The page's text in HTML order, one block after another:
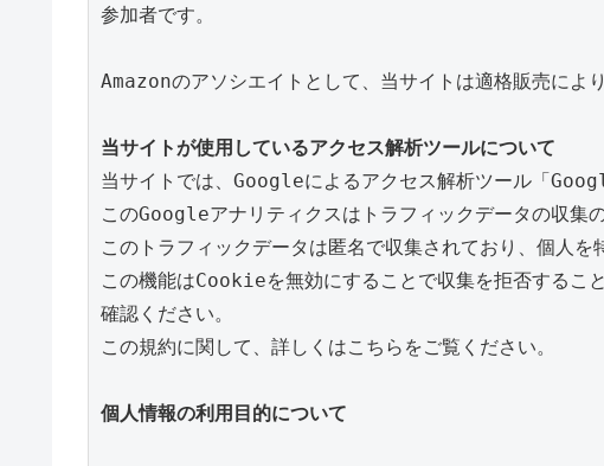
参加者です。
Amazonのアソシエイトとして、当サイトは適格販売によ
当サイトが使用しているアクセス解析ツールについて
当サイトでは、Googleによるアクセス解析ツール「
このGoogleアナリティクスはトラフィックデータの収集
このトラフィックデータは匿名で収集されており、個人を
この機能はCookieを無効にすることで収集を拒否するこ
確認ください。
この規約に関して、詳しくはこちらをご覧ください。
個人情報の利用目的について